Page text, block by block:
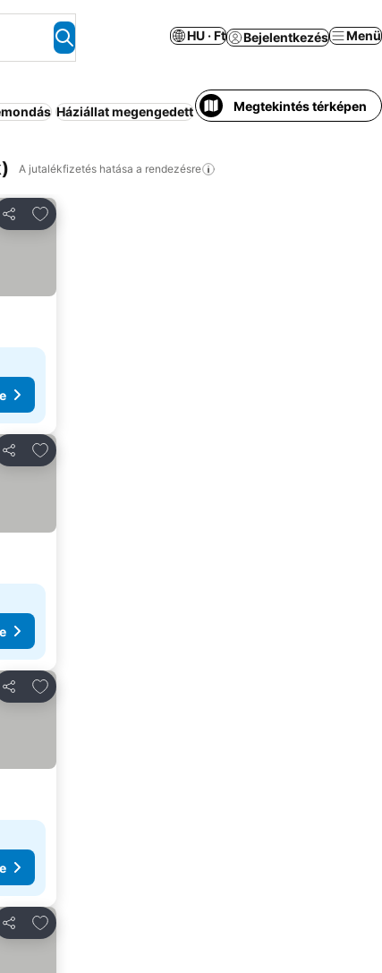
HU · Ft Bejelentkezés Menü
Háziállat megengedett Akadálymentes Konyha
Megtekintés térképen
A jutalékfizetés hatása a rendezésre
Megosztás
Hozzáadás a kedvencekhez
Megosztás
Hozzáadás a kedvencekhez
Megosztás
Hozzáadás a kedvencekhez
Megosztás
Hozzáadás a kedvencekhez